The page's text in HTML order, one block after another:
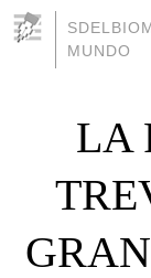
MUNDO
LA